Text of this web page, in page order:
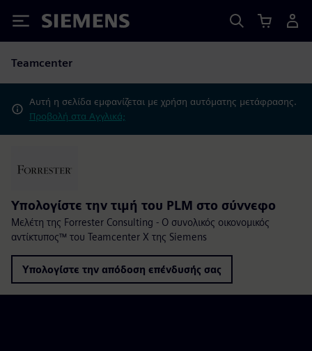
Siemens
Teamcenter
Αυτή η σελίδα εμφανίζεται με χρήση αυτόματης μετάφρασης.
Προβολή στα Αγγλικά;
Υπολογίστε την τιμή του PLM στο σύννεφο
Μελέτη της Forrester Consulting - Ο συνολικός οικονομικός
αντίκτυπος™ του Teamcenter X της Siemens
Υπολογίστε την απόδοση επένδυσής σας